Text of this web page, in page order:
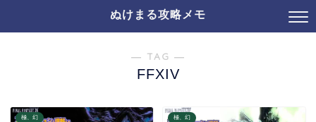
ぬけまる攻略メモ
― TAG ―
FFXIV
極、幻 極、幻